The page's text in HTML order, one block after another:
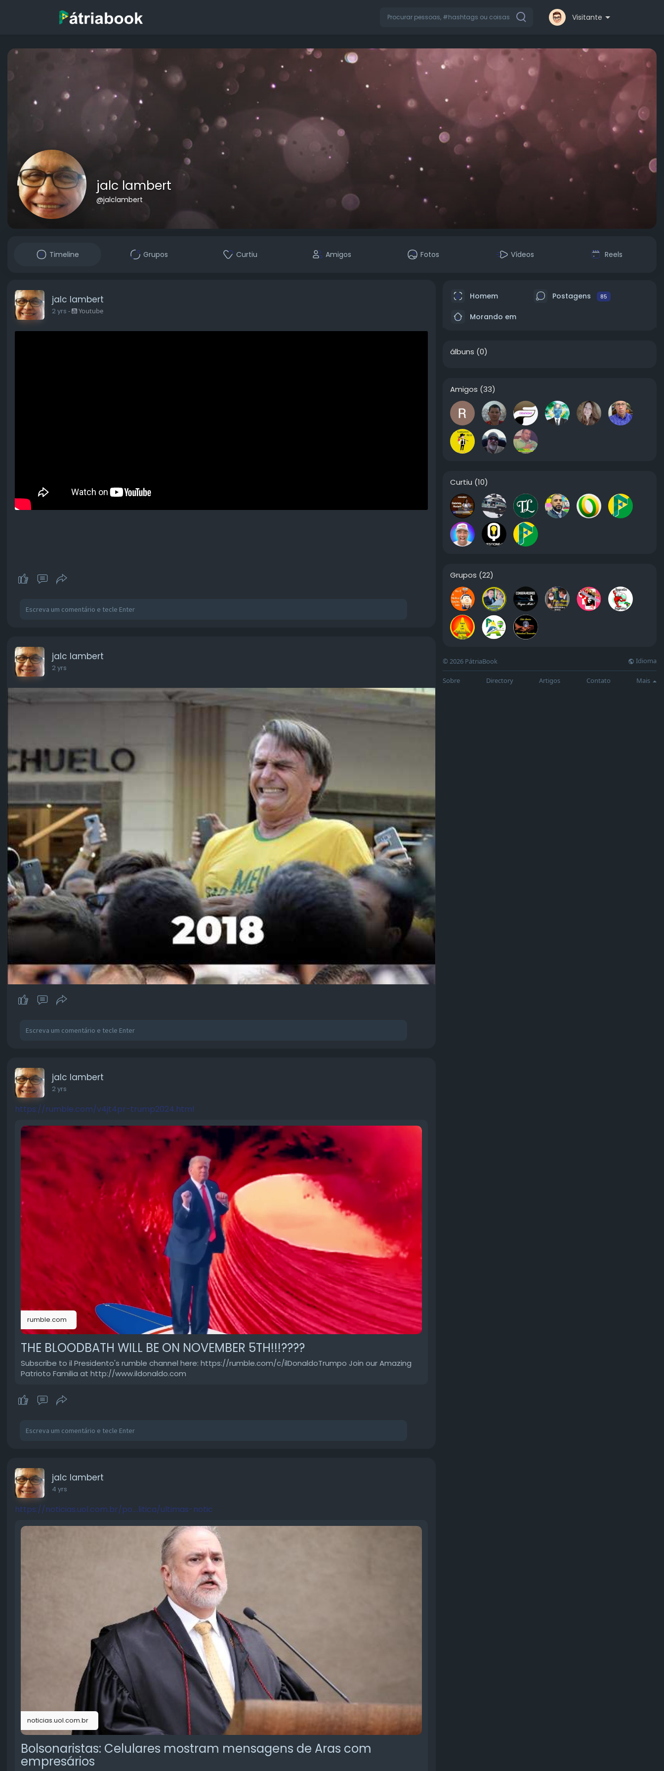
Visitante
jalc lambert
@jalclambert
Timeline Grupos Curtiu Amigos Fotos Vídeos Reels
jalc lambert
2 yrs - Youtube
jalc lambert
2 yrs
jalc lambert
2 yrs
https://rumble.com/v4jt4pr-trump2024.html
rumble.com
THE BLOODBATH WILL BE ON NOVEMBER 5TH!!!????
Subscribe to il Presidento's rumble channel here: https://rumble.com/c/ilDonaldoTrumpo Join our Amazing
Patrioto Familia at http://www.ildonaldo.com
jalc lambert
4 yrs
https://noticias.uol.com.br/po....litica/ultimas-notic
noticias.uol.com.br
Bolsonaristas: Celulares mostram mensagens de Aras com
empresários
Homem Postagens 85
Morando em
álbuns (0)
Amigos (33)
Curtiu (10)
Grupos (22)
© 2026 PátriaBook Idioma
Sobre Directory Artigos Contato Mais